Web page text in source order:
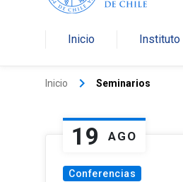
Inicio Instituto
Inicio keyboard_arrow_right Seminarios
19 AGO
Conferencias